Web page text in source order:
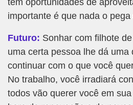
tem oportunidades de
importante é que nada o
Futuro: Sonhar com filhote
uma certa pessoa lhe dá uma
continuar com o que você
No trabalho, você irradiará
todos vão querer você em